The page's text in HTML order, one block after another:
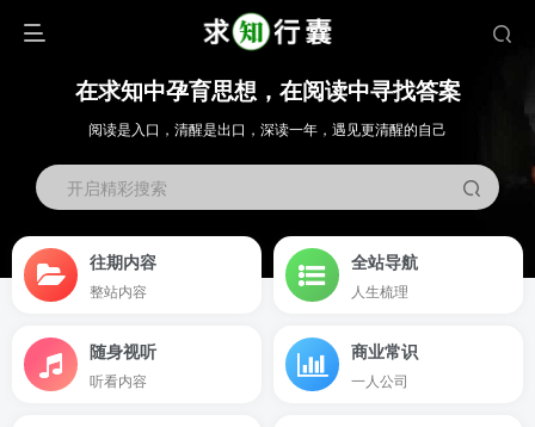
在求知中孕育思想，在阅读中寻找答案
阅读是入口，清醒是出口，深读一年，遇见更清醒的自己
开启精彩搜索
往期内容
整站内容
全站导航
人生梳理
随身视听
听看内容
商业常识
一人公司